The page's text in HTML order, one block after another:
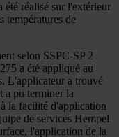
réalisé sur l'extérieur
températures de
selon SSPC-SP 2
a été appliqué au
L'applicateur a trouvé
a pu terminer la
la facilité d'application
de services Hempel
l'application de la